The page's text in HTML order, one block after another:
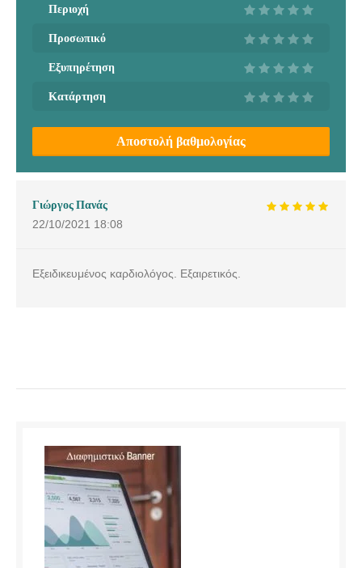
Περιοχή
Προσωπικό
Εξυπηρέτηση
Κατάρτηση
Αποστολή βαθμολογίας
Γιώργος Πανάς
22/10/2021 18:08
Εξειδικευμένος καρδιολόγος. Εξαιρετικός.